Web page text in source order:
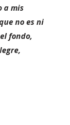
a mis
no es ni
fondo,